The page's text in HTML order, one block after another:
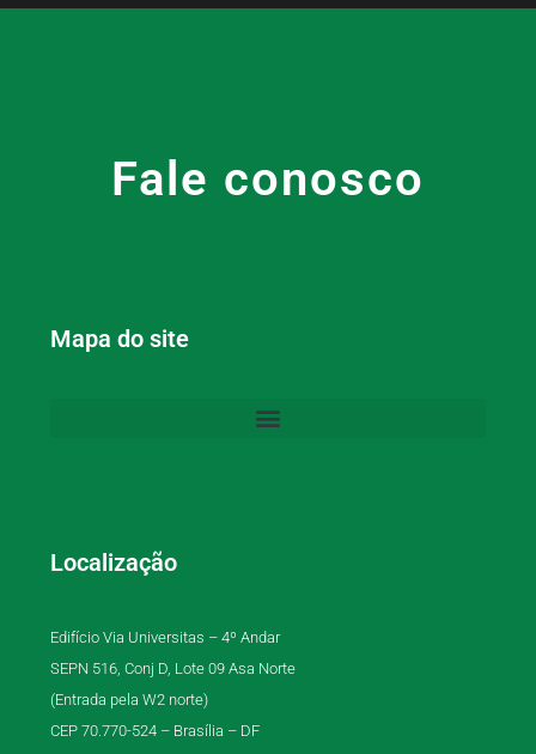
Fale conosco
Mapa do site
Localização
Edifício Via Universitas – 4º Andar
SEPN 516, Conj D, Lote 09 Asa Norte
(Entrada pela W2 norte)
CEP 70.770-524 – Brasília – DF